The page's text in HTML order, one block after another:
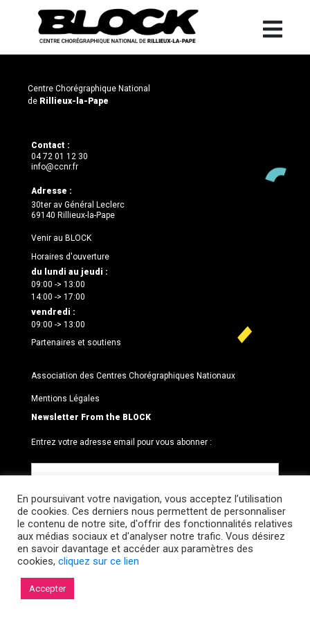
Centre Chorégraphique National
de Rillieux-la-Pape
Contact :
04 72 01 12 30
info@ccnr.fr
Adresse :
30ter av Général Leclerc
69140 Rillieux-la-Pape
Venir au BLOCK
Horaires d'ouverture
du lundi au jeudi :
09:00 -> 13:00
14:00 -> 17:00
vendredi :
09:00 -> 13:00
Partenaires et soutiens
Association des Centres Chorégraphiques Nationaux
Mentions Légales
Newsletter From the BLOCK
Entrez votre adresse email pour vous abonner :
© 2026 Le BLOCK · CCNR. Tous droits réservés.
En poursuivant votre navigation, vous acceptez l’utilisation
de cookies. Ces derniers nous permettent de personnaliser
le contenu de notre site, d'offrir des fonctionnalités relatives
aux médias sociaux et d'analyser notre trafic. Vous désirez
en savoir davantage et accéder aux paramètres des
cookies, cliquez sur ce lien
Accepter